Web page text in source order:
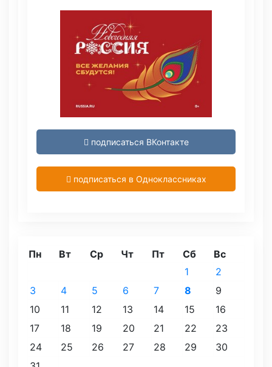
подписаться ВКонтакте
подписаться в Одноклассниках
Пн Вт Ср Чт Пт Сб
Вс
1
2
3
4 5 6 7 8
9
10
11 12 13 14 15
16
17
18 19 20 21 22
23
24
25 26 27 28 29
30